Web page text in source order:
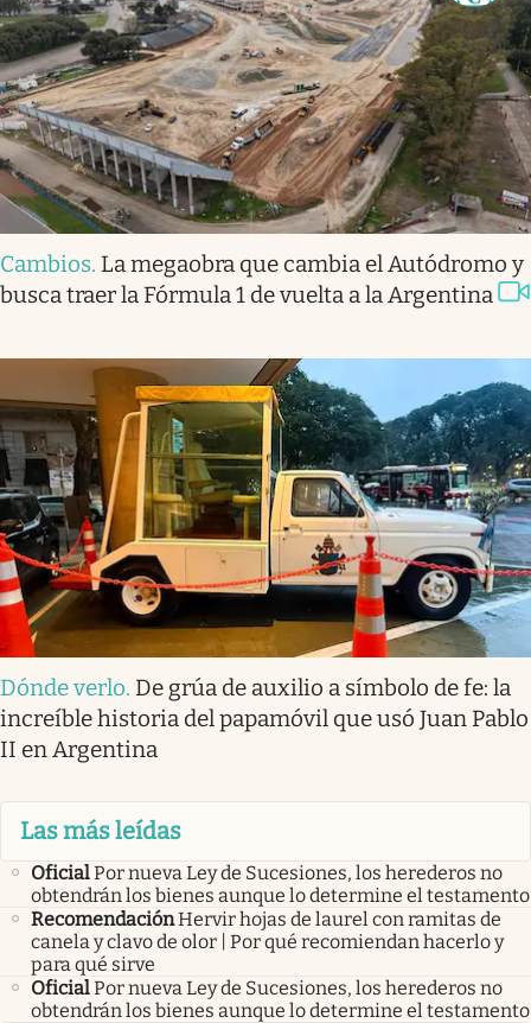
Cambios. La megaobra que cambia el Autódromo y
busca traer la Fórmula 1 de vuelta a la Argentina
Dónde verlo. De grúa de auxilio a símbolo de fe: la
increíble historia del papamóvil que usó Juan Pablo
II en Argentina
Las más leídas
OficialPor nueva Ley de Sucesiones, los herederos no
obtendrán los bienes aunque lo determine el testamento
RecomendaciónHervir hojas de laurel con ramitas de
canela y clavo de olor | Por qué recomiendan hacerlo y
para qué sirve
OficialPor nueva Ley de Sucesiones, los herederos no
obtendrán los bienes aunque lo determine el testamento